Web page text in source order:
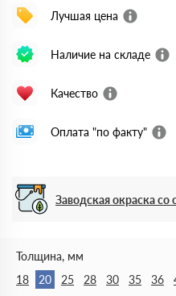
Лучшая цена
Наличие на складе
Качество
Оплата "по факту"
Заводская окраска со
Толщина, мм
18
20 25 28 30 35 36